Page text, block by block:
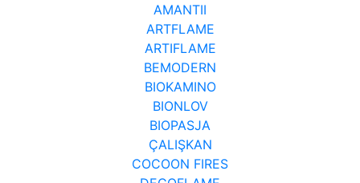
AMANTII
ARTFLAME
ARTIFLAME
BEMODERN
BIOKAMINO
BIONLOV
BIOPASJA
ÇALIŞKAN
COCOON FIRES